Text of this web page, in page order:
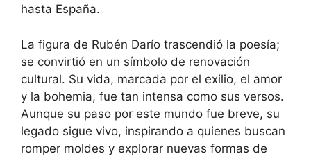
hasta España.
La figura de Rubén Darío trascendió la poesía;
se convirtió en un símbolo de renovación
cultural. Su vida, marcada por el exilio, el amor
y la bohemia, fue tan intensa como sus versos.
Aunque su paso por este mundo fue breve, su
legado sigue vivo, inspirando a quienes buscan
romper moldes y explorar nuevas formas de